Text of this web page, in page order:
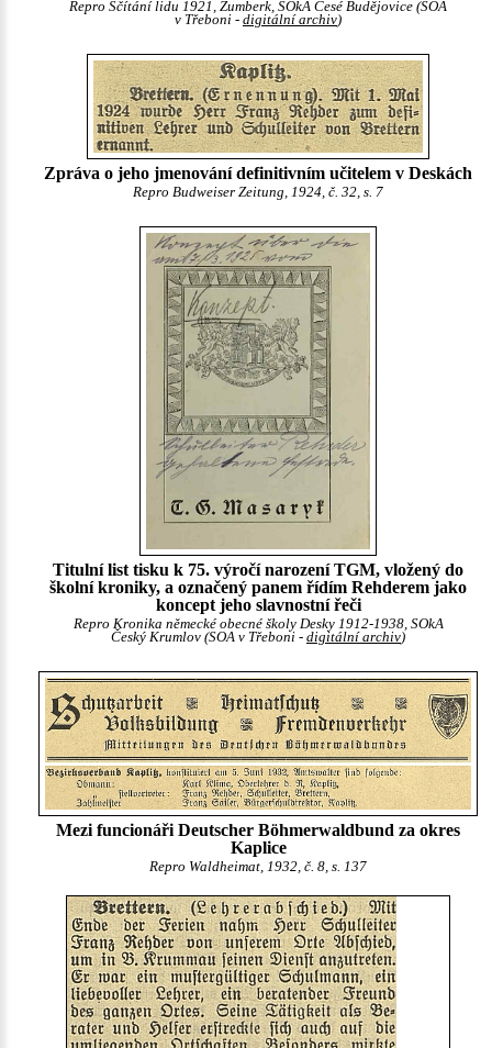
Repro Sčítání lidu 1921, Žumberk, SOkA Česé Budějovice (SOA
v Třeboni - digitální archiv)
Zpráva o jeho jmenování definitivním učitelem v Deskách
Repro Budweiser Zeitung, 1924, č. 32, s. 7
Titulní list tisku k 75. výročí narození TGM, vložený do
školní kroniky, a označený panem řídím Rehderem jako
koncept jeho slavnostní řeči
Repro Kronika německé obecné školy Desky 1912-1938, SOkA
Český Krumlov (SOA v Třeboni - digitální archiv)
Mezi funcionáři Deutscher Böhmerwaldbund za okres
Kaplice
Repro Waldheimat, 1932, č. 8, s. 137